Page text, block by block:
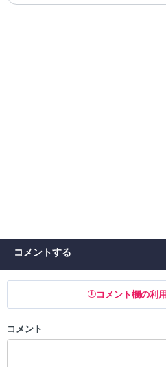
コメントする
コメント欄の利
以下の書き込みを禁止とし、場合によ
コメント